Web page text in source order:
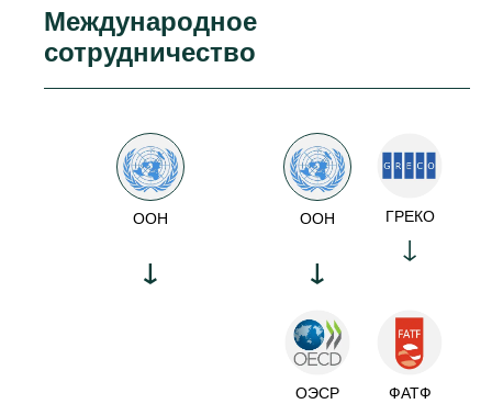
Международное
сотрудничество
ООН ООН ГРЕКО
ОЭСР ФАТФ